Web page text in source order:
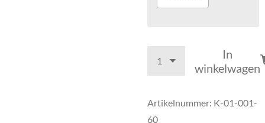
In
winkelwagen
Artikelnummer: K-01-001-
60